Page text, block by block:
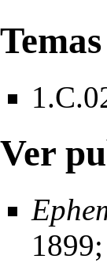
Temas
Ver